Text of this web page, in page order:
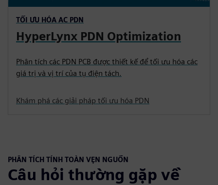
TỐI ƯU HÓA AC PDN
HyperLynx PDN Optimization
Phân tích các PDN PCB được thiết kế để tối ưu hóa các
giá trị và vị trí của tụ điện tách.
Khám phá các giải pháp tối ưu hóa PDN
PHÂN TÍCH TÍNH TOÀN VẸN NGUỒN
Câu hỏi thường gặp về